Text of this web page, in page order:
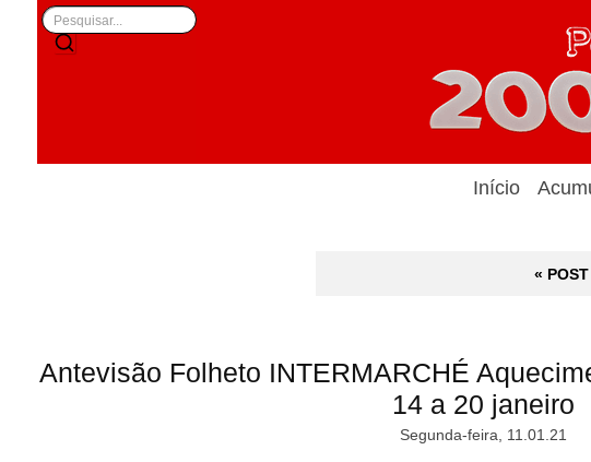
Início
«
Antevisão Folheto INTERMARCHÉ
14 a 20 janeiro
Segunda-feira, 11.01.21